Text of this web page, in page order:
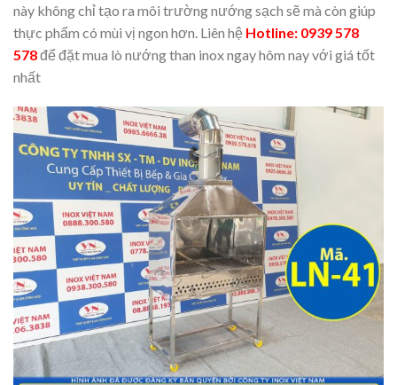
này không chỉ tạo ra môi trường nướng sạch sẽ mà còn giúp
thực phẩm có mùi vị ngon hơn. Liên hệ Hotline: 0939 578
578để đặt mua lò nướng than inox ngay hôm nay với giá tốt
nhất